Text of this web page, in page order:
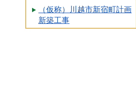
（仮称）川越市新宿町計画
新築工事